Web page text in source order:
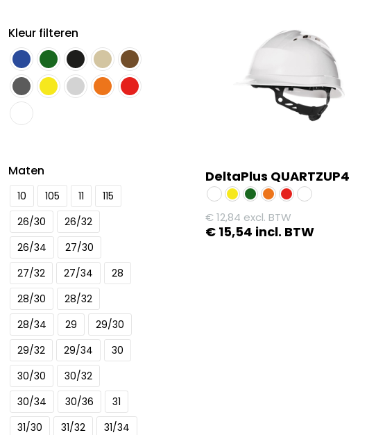
Kleur filteren
Maten
10 105 11
115
26/30
26/32
26/34
27/30
27/32
27/34
28
28/30
28/32
28/34
29
29/30
29/32
29/34
30
30/30
30/32
30/34
30/36
31
31/30
31/32
31/34
DeltaPlus QUARTZUP4
€12,84 excl. BTW
€ 15,54 incl. BTW